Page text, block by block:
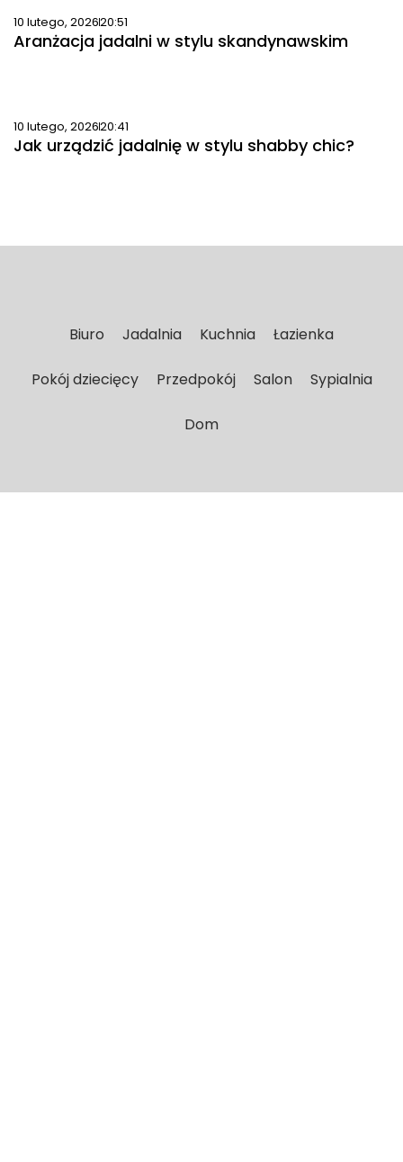
10 lutego, 202620:51
Aranżacja jadalni w stylu skandynawskim
10 lutego, 202620:41
Jak urządzić jadalnię w stylu shabby chic?
Biuro Jadalnia Kuchnia Łazienka
Pokój dziecięcy Przedpokój Salon Sypialnia
Dom